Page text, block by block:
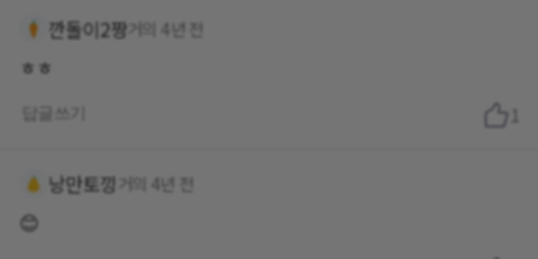
깐돌이2짱 거의 4년 전
ㅎㅎ
답글쓰기 1
낭만토낑 거의 4년 전
😊